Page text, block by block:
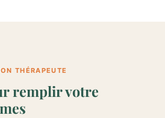
THÉRAPEUTE
remplir votre